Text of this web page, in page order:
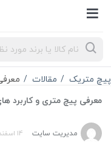
Products
search
پیچ متریک مقالات
معرفی پیچ متری و کاربرد
مدیریت سایت 14 اسفند 1403